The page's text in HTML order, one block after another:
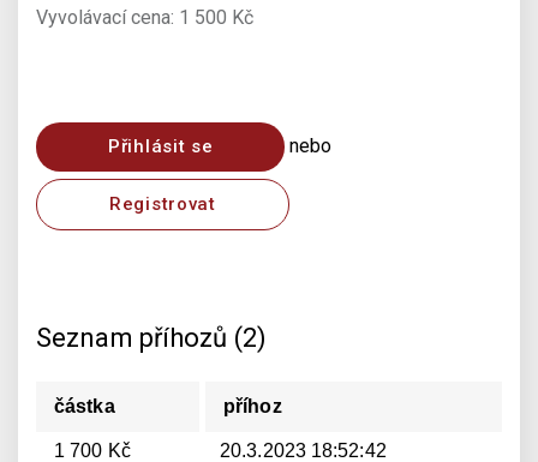
Vyvolávací cena: 1 500 Kč
Přihlásit se nebo
Registrovat
Seznam příhozů (2)
částka příhoz
1 700 Kč
20.3.2023 18:52:42